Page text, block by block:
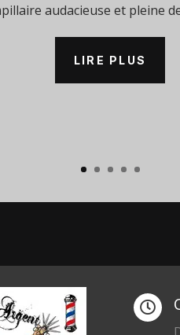
audacieuse et pleine
LIRE PLUS
